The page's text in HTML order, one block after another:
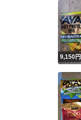
9,150円